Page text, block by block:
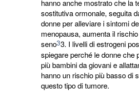
hanno anche mostrato che la
sostitutiva ormonale, seguita
donne per alleviare i sintomi
menopausa, aumenta il
seno33. I livelli di estrogeni
spiegare perché le donne che
più bambini da giovani e
hanno un rischio più basso di
questo tipo di tumore.